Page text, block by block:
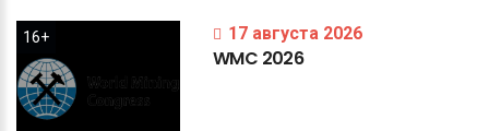
16+ 17 августа 2026
WMC 2026